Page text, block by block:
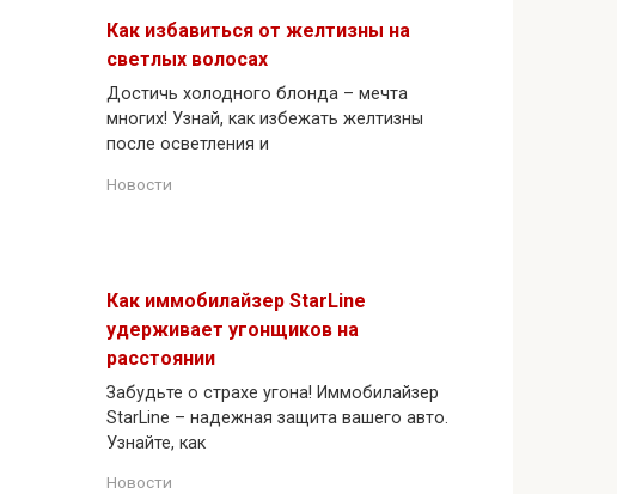
Как избавиться от желтизны на
светлых волосах
Достичь холодного блонда – мечта
многих! Узнай, как избежать желтизны
после осветления и
Новости
Как иммобилайзер StarLine
удерживает угонщиков на
расстоянии
Забудьте о страхе угона! Иммобилайзер
StarLine – надежная защита вашего авто.
Узнайте, как
Новости